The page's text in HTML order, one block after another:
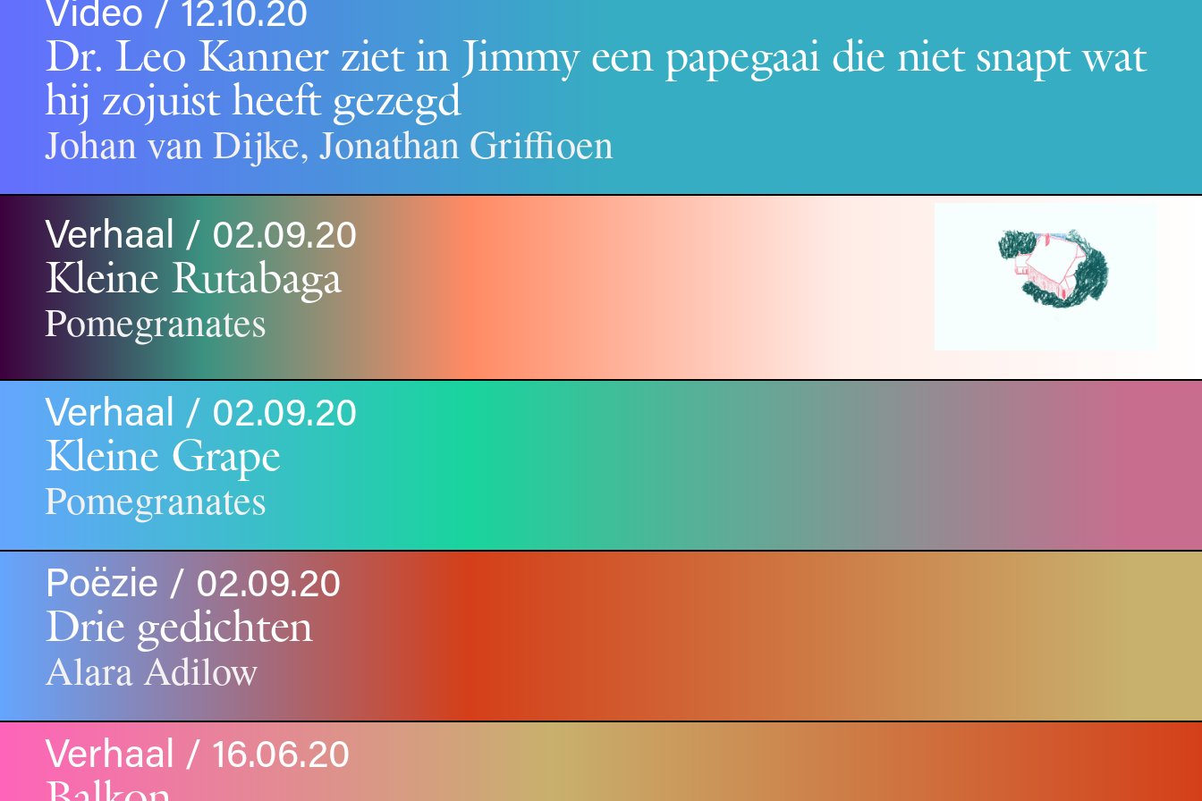
Video / 12.10.20
Dr. Leo Kanner ziet in Jimmy een papegaai die niet snapt wat
hij zojuist heeft gezegd
Johan van Dijke, Jonathan Griffioen
Verhaal / 02.09.20
Kleine Rutabaga
Pomegranates
Verhaal / 02.09.20
Kleine Grape
Pomegranates
Poëzie / 02.09.20
Drie gedichten
Alara Adilow
Verhaal / 16.06.20